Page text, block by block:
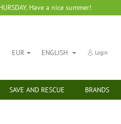
Have a nice summer!
EUR ENGLISH Login
SAVE AND RESCUE BRANDS